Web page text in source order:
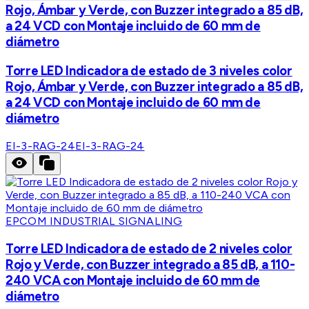
Rojo, Ámbar y Verde, con Buzzer integrado a 85 dB,
a 24 VCD con Montaje incluido de 60 mm de
diámetro
Torre LED Indicadora de estado de 3 niveles color
Rojo, Ámbar y Verde, con Buzzer integrado a 85 dB,
a 24 VCD con Montaje incluido de 60 mm de
diámetro
EI-3-RAG-24EI-3-RAG-24
EPCOM INDUSTRIAL SIGNALING
Torre LED Indicadora de estado de 2 niveles color
Rojo y Verde, con Buzzer integrado a 85 dB, a 110-
240 VCA con Montaje incluido de 60 mm de
diámetro